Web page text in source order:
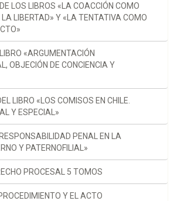
LOS LIBROS «LA COACCIÓN COMO
LIBERTAD» Y «LA TENTATIVA COMO
«ARGUMENTACIÓN
OBJECIÓN DE CONCIENCIA Y
LIBRO «LOS COMISOS EN CHILE.
Y ESPECIAL»
PENAL EN LA
Y PATERNOFILIAL»
PROCESAL 5 TOMOS
Y EL ACTO